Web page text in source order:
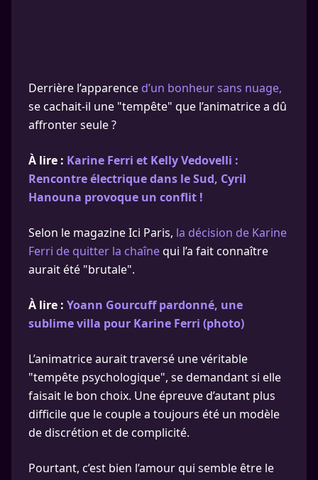
Derrière l’apparence d’un bonheur sans nuage,
se cachait-il une "tempête" que l’animatrice a dû
affronter seule ?
À lire : Karine Ferri et Kelly Vedovelli :
Rencontre électrique dans le Sud, Cyril
Hanouna provoque un conflit !
Selon le magazine Ici Paris, la décision de Karine
Ferri de quitter la chaînequi l’a fait connaître
aurait été "brutale".
À lire : Yoann Gourcuff pardonné, une
sublime villa pour Karine Ferri (photo)
L’animatrice aurait traversé une véritable
"tempête psychologique", se demandant si elle
faisait le bon choix. Une épreuve d’autant plus
difficile que le couple a toujours été un modèle
de discrétion et de complicité.
Pourtant, c’est bien l’amour qui semble être le